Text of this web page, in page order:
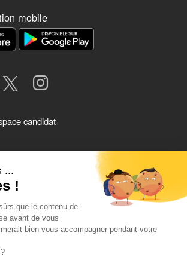
...
!
que le contenu de
avant de vous
bien vous accompagner pendant votre
mobile
candidat